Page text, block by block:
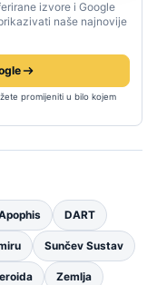
izvore i Google
naše najnovije
promijeniti u bilo kojem
DART
Sunčev Sustav
Zemlja